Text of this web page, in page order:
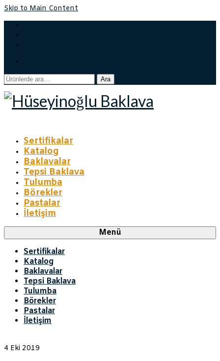
Skip to Main Content
Ara:
Ara
Sertifikalar
Katalog
Baklavalar
Tepsi Baklava
Tulumba
Börekler
Pastalar
İletişim
Menü
Sertifikalar
Katalog
Baklavalar
Tepsi Baklava
Tulumba
Börekler
Pastalar
İletişim
4 Eki 2019